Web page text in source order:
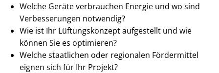
Welche Geräte verbrauchen Energie und wo sind
Verbesserungen notwendig?
Wie ist Ihr Lüftungskonzept aufgestellt und wie
können Sie es optimieren?
Welche staatlichen oder regionalen Fördermittel
eignen sich für Ihr Projekt?